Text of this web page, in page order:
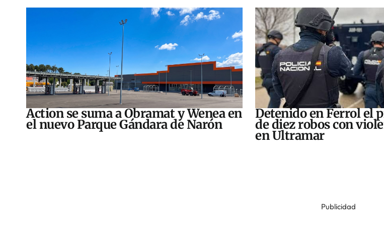
Action se suma a Obramat y Wenea en
el nuevo Parque Gándara de Narón
Detenido en Ferrol el
de diez robos con
en Ultramar
Publicidad